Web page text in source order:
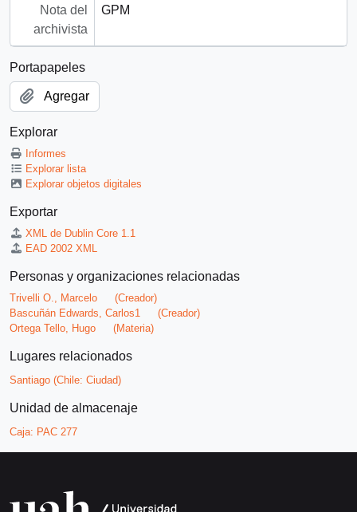
Nota del
archivista
GPM
Portapapeles
Agregar
Explorar
Informes
Explorar lista
Explorar objetos digitales
Exportar
XML de Dublin Core 1.1
EAD 2002 XML
Personas y organizaciones relacionadas
Trivelli O., Marcelo
(Creador)
Bascuñán Edwards, Carlos1
(Creador)
Ortega Tello, Hugo
(Materia)
Lugares relacionados
Santiago (Chile: Ciudad)
Unidad de almacenaje
Caja: PAC 277